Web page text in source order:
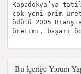
Kapadokya’ya
çok yeni prim
ödülü 2005
üretimi, başarı
Bu İçeriğe Yorum